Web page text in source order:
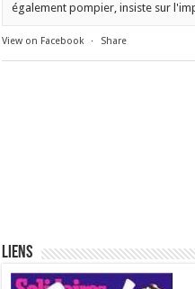
également pompier, insiste sur
View on Facebook · Share
Liens